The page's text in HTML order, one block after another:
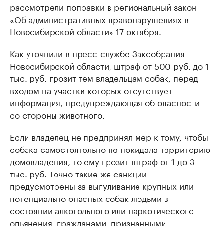
рассмотрели поправки в региональный закон
«Об административных правонарушениях в
Новосибирской области» 17 октября.
Как уточнили в пресс-службе Заксобрания
Новосибирской области, штраф от 500 руб. до 1
тыс. руб. грозит тем владельцам собак, перед
входом на участки которых отсутствует
информация, предупреждающая об опасности
со стороны животного.
Если владелец не предпринял мер к тому, чтобы
собака самостоятельно не покидала территорию
домовладения, то ему грозит штраф от 1 до 3
тыс. руб. Точно такие же санкции
предусмотрены за выгуливание крупных или
потенциально опасных собак людьми в
состоянии алкогольного или наркотического
опьянения, гражданами, признанными